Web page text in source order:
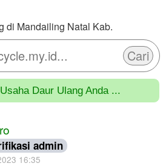
Cari
Daur Ulang Anda ...
admin
16:35